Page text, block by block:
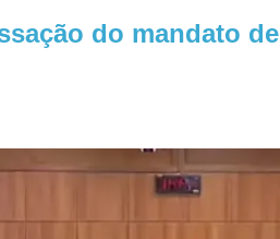
do mandato de